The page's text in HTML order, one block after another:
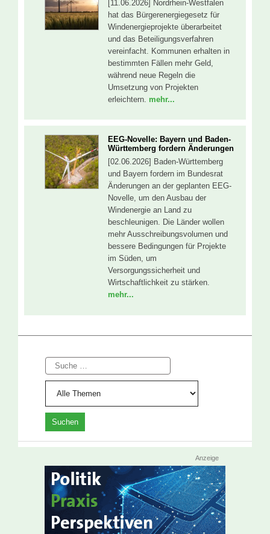
[11.06.2026] Nordrhein-Westfalen
hat das Bürgerenergiegesetz für
Windenergieprojekte überarbeitet
und das Beteiligungsverfahren
vereinfacht. Kommunen erhalten in
bestimmten Fällen mehr Geld,
während neue Regeln die
Umsetzung von Projekten
erleichtern. mehr...
EEG-Novelle: Bayern und Baden-
Württemberg fordern Änderungen
[02.06.2026] Baden-Württemberg
und Bayern fordern im Bundesrat
Änderungen an der geplanten EEG-
Novelle, um den Ausbau der
Windenergie an Land zu
beschleunigen. Die Länder wollen
mehr Ausschreibungsvolumen und
bessere Bedingungen für Projekte
im Süden, um
Versorgungssicherheit und
Wirtschaftlichkeit zu stärken.
mehr...
Suche
Anzeige